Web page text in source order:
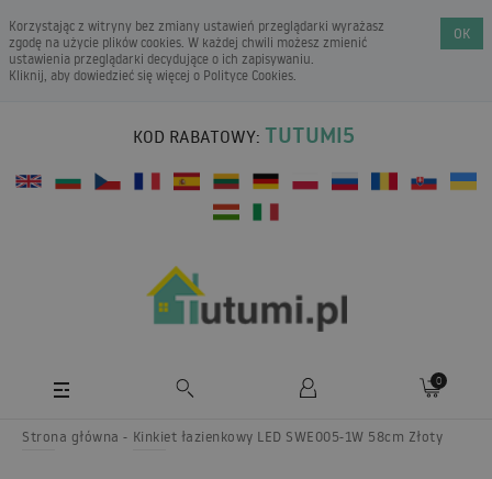
Korzystając z witryny bez zmiany ustawień przeglądarki wyrażasz
zgodę na użycie plików cookies. W każdej chwili możesz zmienić
ustawienia przeglądarki decydujące o ich zapisywaniu.
Kliknij, aby dowiedzieć się więcej o Polityce Cookies.
OK
KOD RABATOWY: TUTUMI5
0
Strona główna Kinkiet łazienkowy LED SWE005-1W 58cm Złoty